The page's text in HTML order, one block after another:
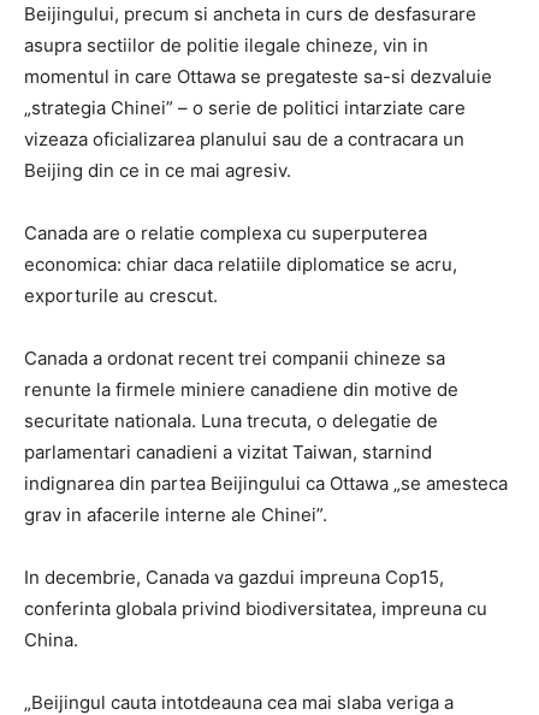
Beijingului, precum si ancheta in curs de desfasurare
asupra sectiilor de politie ilegale chineze, vin in
momentul in care Ottawa se pregateste sa-si dezvaluie
„strategia Chinei” – o serie de politici intarziate care
vizeaza oficializarea planului sau de a contracara un
Beijing din ce in ce mai agresiv.
Canada are o relatie complexa cu superputerea
economica: chiar daca relatiile diplomatice se acru,
exporturile au crescut.
Canada a ordonat recent trei companii chineze sa
renunte la firmele miniere canadiene din motive de
securitate nationala. Luna trecuta, o delegatie de
parlamentari canadieni a vizitat Taiwan, starnind
indignarea din partea Beijingului ca Ottawa „se amesteca
grav in afacerile interne ale Chinei”.
In decembrie, Canada va gazdui impreuna Cop15,
conferinta globala privind biodiversitatea, impreuna cu
China.
„Beijingul cauta intotdeauna cea mai slaba veriga a